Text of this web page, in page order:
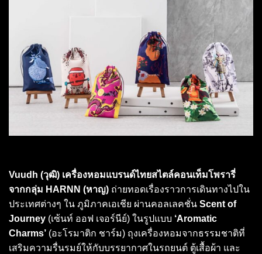
Vuudh (วุฒิ) เครื่องหอมแบรนด์ไทยสไตล์คอนเท็มโพรารี่
จากกลุ่ม HARNN (หาญ) ถ่ายทอดเรื่องราวการเดินทางไปใน
ประเทศต่างๆ ใน ภูมิภาคเอเชีย ผ่านคอลเลคชั่น Scent of
Journey (เซ้นท์ ออฟ เจอร์นีย์) ในรูปแบบ ‘Aromatic
Charms’ (อะโรมาติก ชาร์ม) ถุงเครื่องหอมจากธรรมชาติที่
เสริมความรื่นรมย์ให้กับบรรยากาศในรถยนต์ ตู้เสื้อผ้า และ